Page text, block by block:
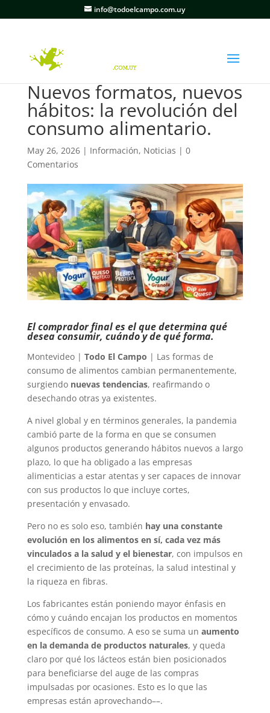
info@todoelcampo.com.uy
Nuevos formatos, nuevos
hábitos: la revolución del
consumo alimentario.
May 26, 2026| Información, Noticias | 0
Comentarios
El comprador final es el que determina qué
desea consumir, cuándo y de qué forma.
Montevideo | Todo El Campo | Las formas de
consumo de alimentos cambian permanentemente,
surgiendo nuevas tendencias, reafirmando o
desechando otras ya existentes.
A nivel global y en términos generales, la pandemia
cambió parte de la forma en que se consumen
algunos productos generando hábitos nuevos a largo
plazo, lo que ha obligado a las empresas
alimenticias a estar atentas y ser capaces de innovar
con sus productos lo que incluye cortes,
presentación y envasado.
Pero no es solo eso, también hay una constante
evolución en los alimentos en sí, cada vez más
vinculados a la salud y el bienestar, con impulsos en
el crecimiento de las proteínas, la salud intestinal y
la riqueza en fibras.
Los fabricantes están poniendo mayor énfasis en
cómo y cuándo encajan los productos en momentos
específicos de consumo. A eso se suma un aumento
en la demanda de productos naturales, y queda
claro por qué los lácteos están bien posicionados
para beneficiarse del auge de las compras
impulsadas por ocasiones. Esto es lo que las
empresas están aprovechando––.